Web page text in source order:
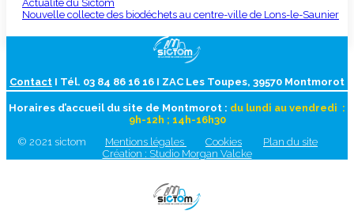
Actualité du Sictom
Nouvelle collecte des biodéchets au centre-ville de Lons-le-Saunier
Contact I Tél. 03 84 86 16 16 I ZAC Les Toupes, 39570 Montmorot
Horaires d’accueil du site de Montmorot : du lundi au vendredi :
9h-12h ; 14h-16h30
© 2021 sictom
Mentions légales Cookies
Plan du site
Création : Studio Morgan Valcke